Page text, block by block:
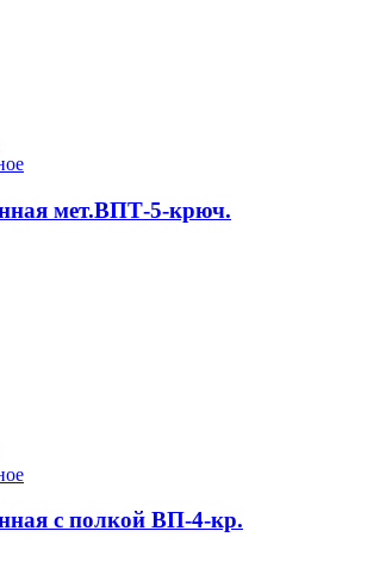
мет.ВПТ-5-крюч.
с полкой ВП-4-кр.